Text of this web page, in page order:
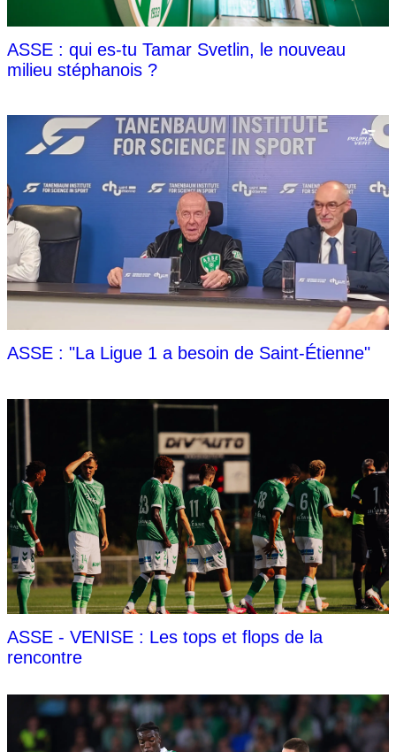
ASSE : qui es-tu Tamar Svetlin, le nouveau
milieu stéphanois ?
ASSE : "La Ligue 1 a besoin de Saint-Étienne"
ASSE - VENISE : Les tops et flops de la
rencontre